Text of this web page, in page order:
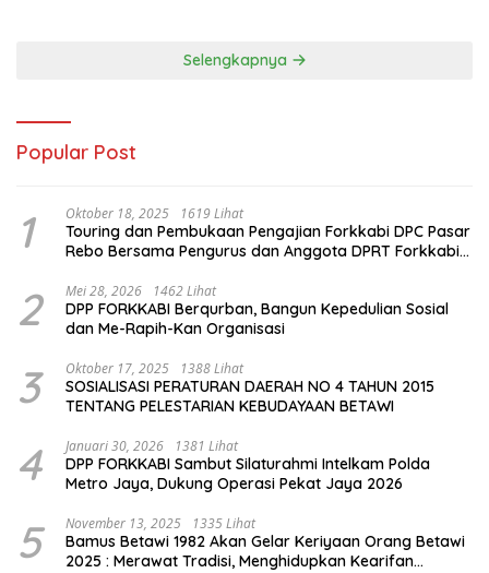
Selengkapnya
Popular Post
1 Oktober 18, 2025 1619 Lihat
Touring dan Pembukaan Pengajian Forkkabi DPC Pasar
Rebo Bersama Pengurus dan Anggota DPRT Forkkabi
2 Mei 28, 2026 1462 Lihat
DPP FORKKABI Berqurban, Bangun Kepedulian Sosial
dan Me-Rapih-Kan Organisasi
3 Oktober 17, 2025 1388 Lihat
SOSIALISASI PERATURAN DAERAH NO 4 TAHUN 2015
TENTANG PELESTARIAN KEBUDAYAAN BETAWI
4 Januari 30, 2026 1381 Lihat
DPP FORKKABI Sambut Silaturahmi Intelkam Polda
Metro Jaya, Dukung Operasi Pekat Jaya 2026
5 November 13, 2025 1335 Lihat
Bamus Betawi 1982 Akan Gelar Keriyaan Orang Betawi
2025 : Merawat Tradisi, Menghidupkan Kearifan